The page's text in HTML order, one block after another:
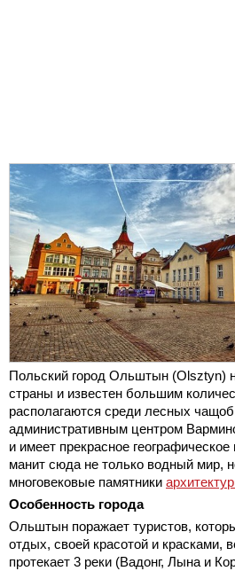
Польский город Ольштын (Olsztyn)
страны и известен большим
располагаются среди лесных
административным центром
и имеет прекрасное
манит сюда не только водный мир,
многовековые памятники
Особенность города
Ольштын поражает туристов,
отдых, своей красотой и красками,
протекает 3 реки (Вадонг, Лына и